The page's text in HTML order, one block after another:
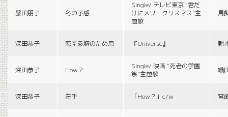
藤田朋子 冬の予感
Single/ テレビ東京 “君だ
けにメリークリスマス”主
題歌
馬
深田恭子 恋する胸のため息 『Universe』 朝
深田恭子 How？
Single/ 映画 “死者の学園
祭”主題歌
織
深田恭子 左手 「How？」c/w 宮